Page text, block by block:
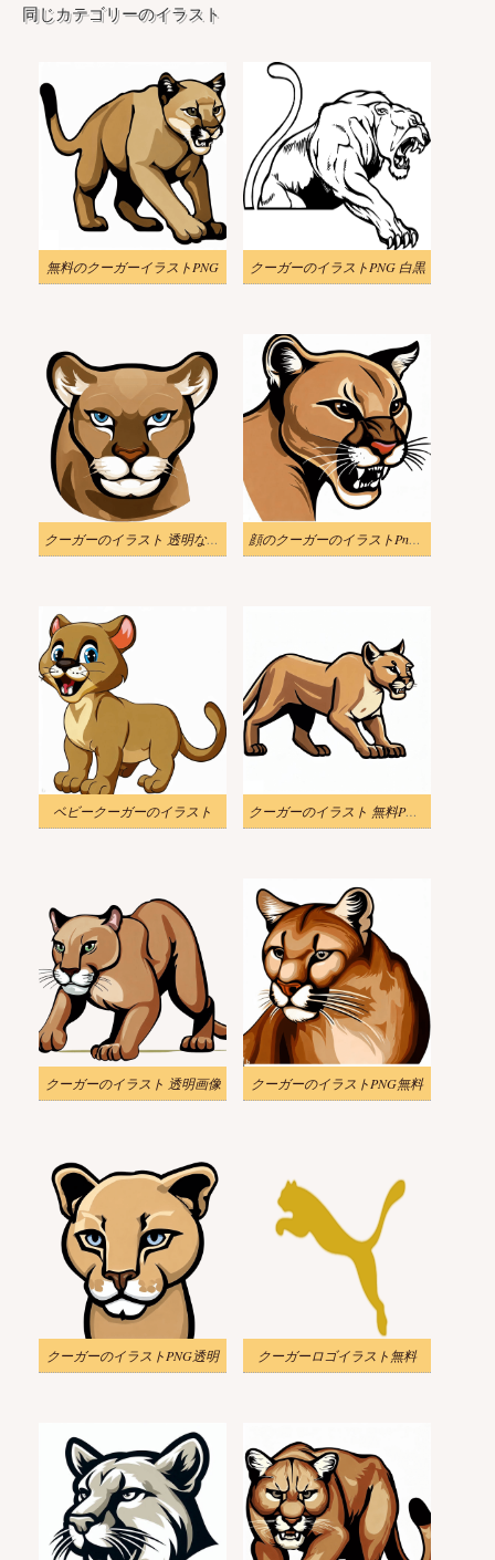
同じカテゴリーのイラスト
無料のクーガーイラストPNG クーガーのイラストPNG 白黒
クーガーのイラスト 透明な背景 2 顔のクーガーのイラストPngダウンロード
ベビークーガーのイラスト クーガーのイラスト 無料PNG画像 2
クーガーのイラスト 透明画像 クーガーのイラストPNG無料
クーガーのイラストPNG透明 クーガーロゴイラスト無料